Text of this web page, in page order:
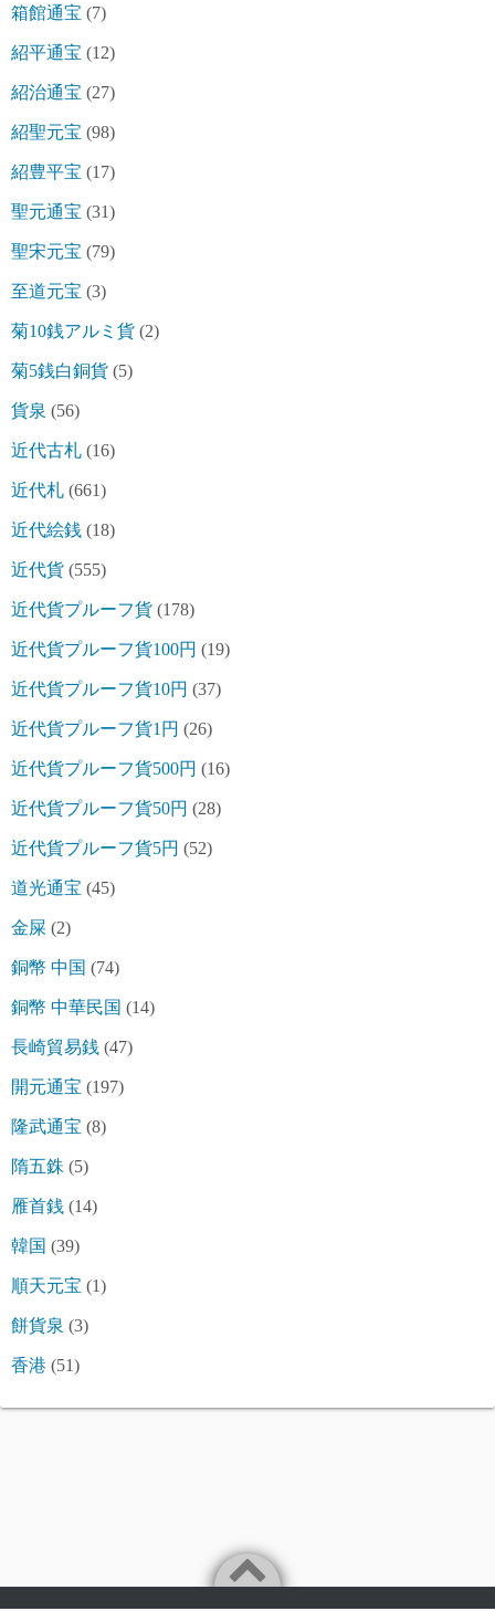
箱館通宝 (7)
紹平通宝 (12)
紹治通宝 (27)
紹聖元宝 (98)
紹豊平宝 (17)
聖元通宝 (31)
聖宋元宝 (79)
至道元宝 (3)
菊10銭アルミ貨 (2)
菊5銭白銅貨 (5)
貨泉 (56)
近代古札 (16)
近代札 (661)
近代絵銭 (18)
近代貨 (555)
近代貨プルーフ貨 (178)
近代貨プルーフ貨100円 (19)
近代貨プルーフ貨10円 (37)
近代貨プルーフ貨1円 (26)
近代貨プルーフ貨500円 (16)
近代貨プルーフ貨50円 (28)
近代貨プルーフ貨5円 (52)
道光通宝 (45)
金屎 (2)
銅幣 中国 (74)
銅幣 中華民国 (14)
長崎貿易銭 (47)
開元通宝 (197)
隆武通宝 (8)
隋五銖 (5)
雁首銭 (14)
韓国 (39)
順天元宝 (1)
餅貨泉 (3)
香港 (51)